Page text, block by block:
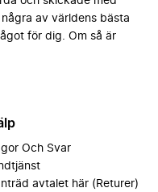
av världens bästa
för dig. Om så är
Och Svar
avtalet här (Returer)